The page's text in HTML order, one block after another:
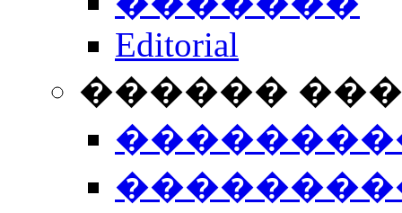
Editorial
������